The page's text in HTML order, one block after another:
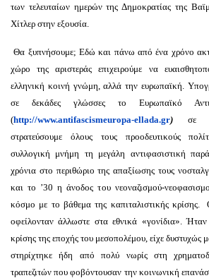
των τελευταίων ημερών της Δημοκρατίας της
Χίτλερ στην εξουσία.
Θα ξυπνήσουμε; Εδώ και πάνω από ένα χρόνο
χώρο της αριστεράς επιχειρούμε να
ελληνική κοινή γνώμη, αλλά την ευρωπαϊκή.
σε δεκάδες γλώσσες το Ευρωπαϊκό
(http://www.antifascismeuropa-ellada.gr) σε
στρατεύσουμε όλους τους προοδευτικούς
συλλογική μνήμη τη μεγάλη αντιφασιστική
χρόνια στο περιθώριο της απαξίωσης τους
και το ’30 η άνοδος του νεοναζισμού-
κόσμο με το βάθεμα της καπιταλιστικής κρίσης.
οφείλονταν άλλωστε στα εθνικά «γονίδια».
κρίσης της εποχής του μεσοπολέμου, είχε δυστυχώς
στηρίχτηκε ήδη από πολύ νωρίς στη
τραπεζιτών που φοβόντουσαν την κοινωνική